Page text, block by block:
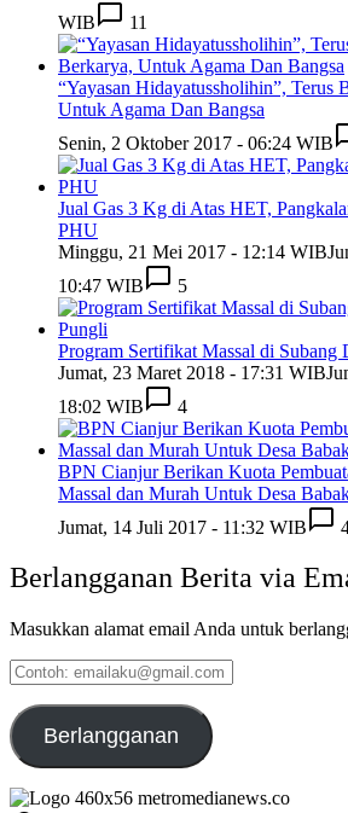
WIB
11
“Yayasan Hidayatussholihin”, Terus
Untuk Agama Dan Bangsa
Senin, 2 Oktober 2017 - 06:24 WIB
Jual Gas 3 Kg di Atas HET,
PHU
Minggu, 21 Mei 2017 - 12:14 WIB
10:47 WIB
5
Program Sertifikat Massal di
Jumat, 23 Maret 2018 - 17:31 WIB
18:02 WIB
4
BPN Cianjur Berikan Kuota
Massal dan Murah Untuk Desa
Jumat, 14 Juli 2017 - 11:32 WIB
Berlangganan Berita via
Masukkan alamat email Anda untuk
Contoh:
emailaku@gmail.com
Berlangganan